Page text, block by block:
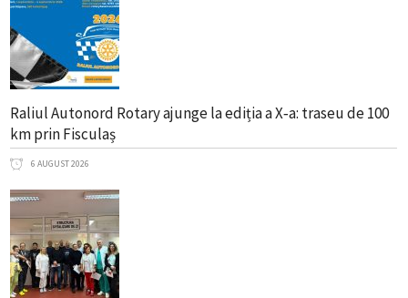
Raliul Autonord Rotary ajunge la ediția a X‑a: traseu de 100
km prin Fisculaș
6 AUGUST 2026